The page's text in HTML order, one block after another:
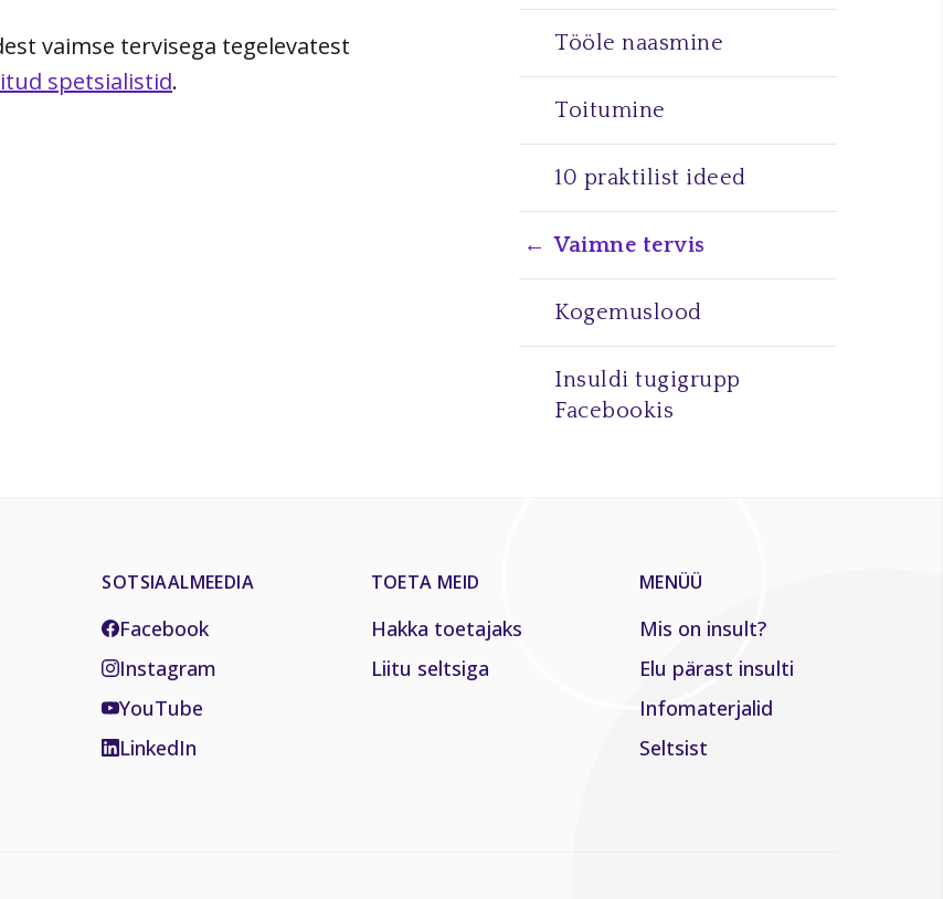
vaimse tervisega tegelevatest
spetsialistid.
Tööle naasmine
Toitumine
10 praktilist ideed
Vaimne tervis
Kogemuslood
Insuldi tugigrupp
Facebookis
SOTSIAALMEEDIA
Facebook
Instagram
YouTube
LinkedIn
TOETA MEID
Hakka toetajaks
Liitu seltsiga
MENÜÜ
Mis on insult?
Elu pärast insulti
Infomaterjalid
Seltsist